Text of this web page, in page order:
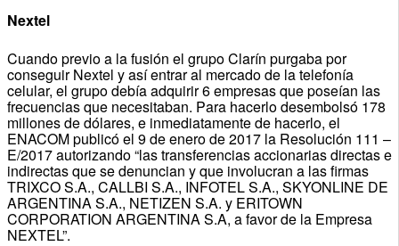
Nextel
Cuando previo a la fusión el grupo Clarín purgaba por
conseguir Nextel y así entrar al mercado de la telefonía
celular, el grupo debía adquirir 6 empresas que poseían las
frecuencias que necesitaban. Para hacerlo desembolsó 178
millones de dólares, e inmediatamente de hacerlo, el
ENACOM publicó el 9 de enero de 2017 la Resolución 111 –
E/2017 autorizando “las transferencias accionarias directas e
indirectas que se denuncian y que involucran a las firmas
TRIXCO S.A., CALLBI S.A., INFOTEL S.A., SKYONLINE DE
ARGENTINA S.A., NETIZEN S.A. y ERITOWN
CORPORATION ARGENTINA S.A, a favor de la Empresa
NEXTEL”.